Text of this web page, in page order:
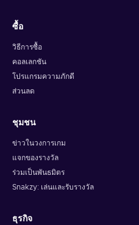
ซื้อ
วิธีการซื้อ
คอลเลกชัน
โปรแกรมความภักดี
ส่วนลด
ชุมชน
ข่าวในวงการเกม
แจกของรางวัล
ร่วมเป็นพันธมิตร
Snakzy: เล่นและรับรางวัล
ธุรกิจ